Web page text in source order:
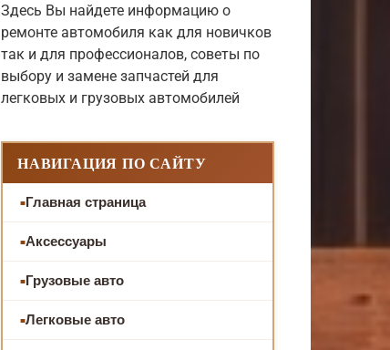
Здесь Вы найдете информацию о
ремонте автомобиля как для новичков
так и для профессионалов, советы по
выбору и замене запчастей для
легковых и грузовых автомобилей
НАВИГАЦИЯ ПО САЙТУ
Главная страница
Аксессуары
Грузовые авто
Легковые авто